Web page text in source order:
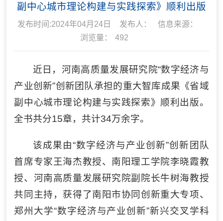
副中心城市理论构建与实践探索》顺利出版
发布时间:2024年04月24日 发布人：
信息来源：
浏览量：
492
近日，河南高质量发展研究院“数字经济与
产业创新”创新团队承担的重大智库成果《省域
副中心城市理论构建与实践探索》顺利出版。
全书共分15章，共计34万余字。
该成果由“数字经济与产业创新”创新团队
首席专家王海杰教授、南阳理工学院李晓霞教
授、河南高质量发展研究院副院长牛树海教授
共同主持，获得了南阳市协同创新重大专项、
郑州大学“数字经济与产业创新”新兴交叉学科